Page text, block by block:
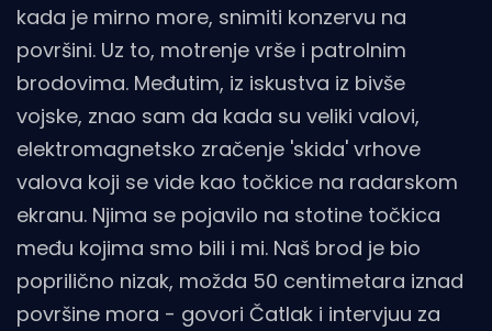
kada je mirno more, snimiti konzervu na
površini. Uz to, motrenje vrše i patrolnim
brodovima. Međutim, iz iskustva iz bivše
vojske, znao sam da kada su veliki valovi,
elektromagnetsko zračenje 'skida' vrhove
valova koji se vide kao točkice na radarskom
ekranu. Njima se pojavilo na stotine točkica
među kojima smo bili i mi. Naš brod je bio
poprilično nizak, možda 50 centimetara iznad
površine mora - govori Čatlak i intervjuu za